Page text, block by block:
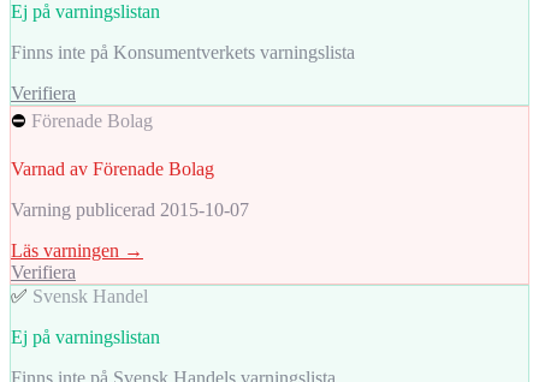
Ej på varningslistan
Finns inte på Konsumentverkets varningslista
Verifiera
⛔ Förenade Bolag
Varnad av Förenade Bolag
Varning publicerad 2015-10-07
Läs varningen →
Verifiera
✅ Svensk Handel
Ej på varningslistan